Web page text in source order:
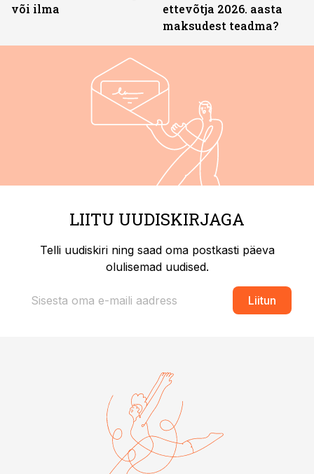
või ilma
ettevõtja 2026. aasta
maksudest teadma?
LIITU UUDISKIRJAGA
Telli uudiskiri ning saad oma postkasti päeva
olulisemad uudised.
Liitun